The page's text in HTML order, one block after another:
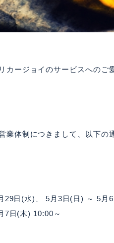
カージョイのサービスへのご
業体制につきまして、以下の
29日(水)、 5月3日(日) ～ 5月
7日(木) 10:00～